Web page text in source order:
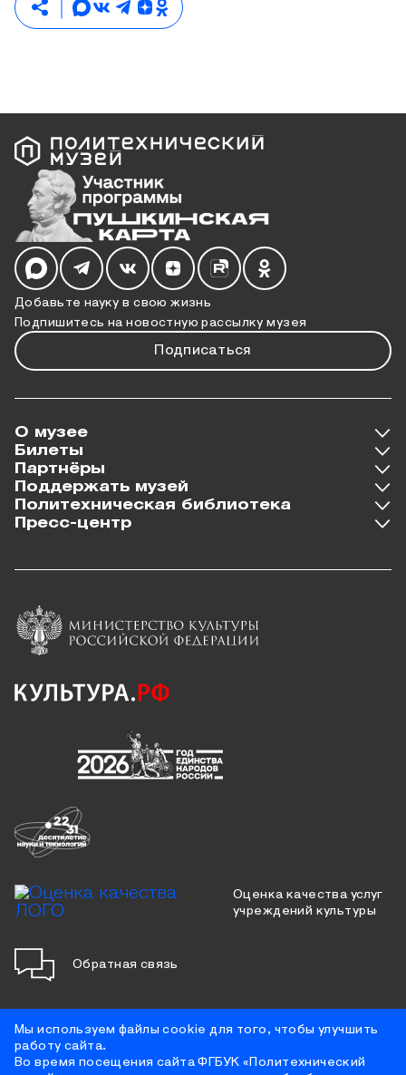
Добавьте науку в свою жизнь
Подпишитесь на новостную рассылку музея
Подписаться
Мы в социальных сетях
О музее
Билеты
Партнёры
Поддержать музей
Политехническая библиотека
Пресс-центр
Оценка качества услуг
учреждений культуры
Обратная связь
Противодействие коррупции
Цифровая доступность
Мы используем файлы cookie для того, чтобы улучшить
работу сайта.
Во время посещения сайта ФГБУК «Политехнический